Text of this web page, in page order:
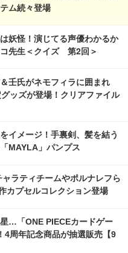
ム続々登場
妖怪！演じてる声優わかるか
先生＜クイズ 第2回＞
壬氏がネモフィラに囲まれ
ッズが登場！クリアファイル
イメージ！手裏剣、髪を結う
MAYLA」パンプス
ャラティチームやポルナレフら
カプセルコレクション登場
…「ONE PIECEカードゲー
4周年記念商品が抽選販売【9